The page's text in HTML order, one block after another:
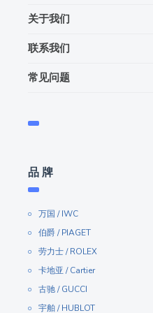
关于我们
联系我们
常见问题
品 牌
万国 / IWC
伯爵 / PIAGET
劳力士 / ROLEX
卡地亚 / Cartier
古驰 / GUCCI
宇舶 / HUBLOT